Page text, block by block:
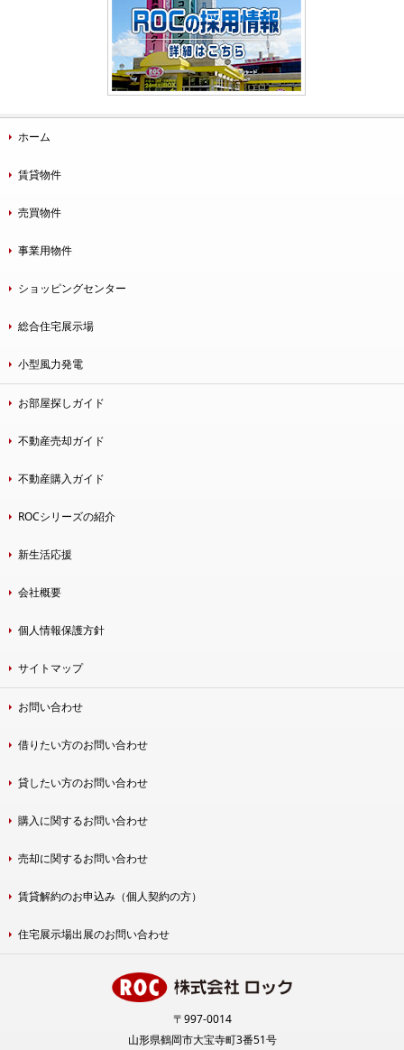
ホーム
賃貸物件
売買物件
事業用物件
ショッピングセンター
総合住宅展示場
小型風力発電
お部屋探しガイド
不動産売却ガイド
不動産購入ガイド
ROCシリーズの紹介
新生活応援
会社概要
個人情報保護方針
サイトマップ
お問い合わせ
借りたい方のお問い合わせ
貸したい方のお問い合わせ
購入に関するお問い合わせ
売却に関するお問い合わせ
賃貸解約のお申込み（個人契約の方）
住宅展示場出展のお問い合わせ
〒997-0014
山形県鶴岡市大宝寺町3番51号